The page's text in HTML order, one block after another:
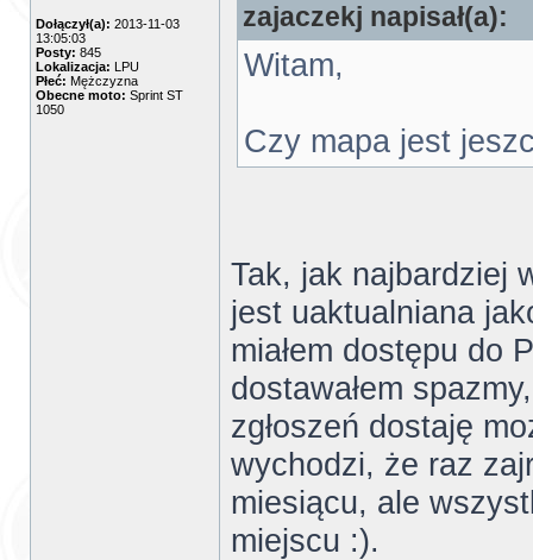
Dołączył(a): 2013-11-03
13:05:03
Posty: 845
Lokalizacja: LPU
Płeć: Mężczyzna
Obecne moto: Sprint ST
1050
zajaczekj napisał(a):
Witam,
Czy mapa jest
Tak, jak najbardziej
jest uaktualniana
miałem dostępu do
dostawałem
zgłoszeń dostaję
wychodzi, że raz
miesiącu, ale
miejscu :).